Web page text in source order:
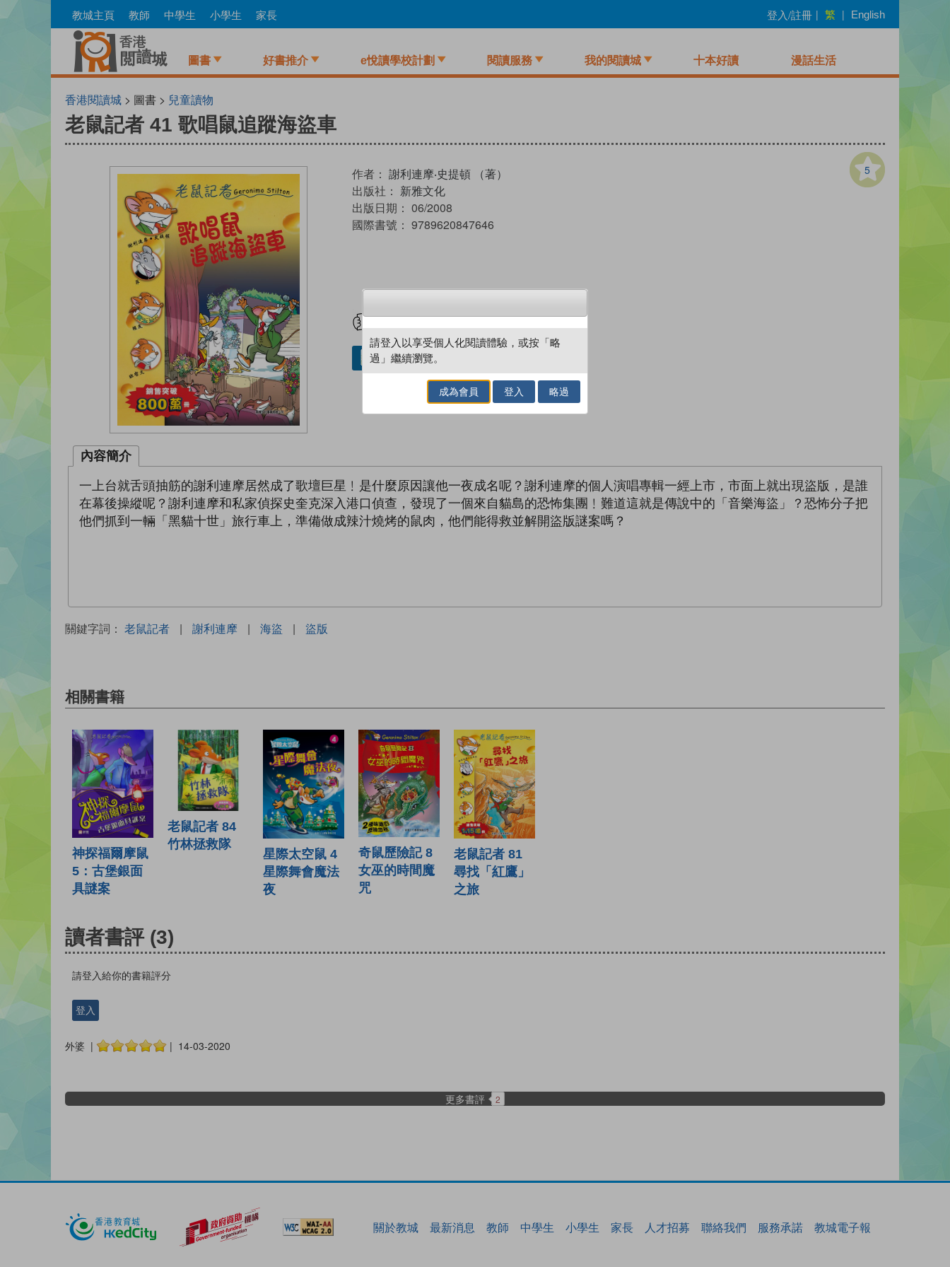
to
教城主頁 教師 中學生 小學生 家長 登入/註冊 | 繁 | English
圖書 好書推介 e悅讀學校計劃 閱讀服務 我的閱讀城 十本好讀 漫話生活
香港閱讀城 > 圖書 > 兒童讀物
老鼠記者 41 歌唱鼠追蹤海盜車
5
作者： 謝利連摩‧史提頓 （著）
出版社： 新雅文化
出版日期： 06/2008
國際書號： 9789620847646
借閱實體書
內容簡介
一上台就舌頭抽筋的謝利連摩居然成了歌壇巨星﹗是什麼原因讓他一夜成名呢？謝利連摩的個人演唱專輯一經上市，市面上就出現盜版，是誰
在幕後操縱呢？謝利連摩和私家偵探史奎克深入港口偵查，發現了一個來自貓島的恐怖集團﹗難道這就是傳說中的「音樂海盜」？恐怖分子把
他們抓到一輛「黑貓十世」旅行車上，準備做成辣汁燒烤的鼠肉，他們能得救並解開盜版謎案嗎？
關鍵字詞： 老鼠記者 | 謝利連摩 | 海盜 | 盜版
相關書籍
神探福爾摩鼠
5：古堡銀面
具謎案
老鼠記者 84
竹林拯救隊
星際太空鼠 4
星際舞會魔法
夜
奇鼠歷險記 8
女巫的時間魔
咒
老鼠記者 81
尋找「紅鷹」
之旅
讀者書評 (3)
請登入給你的書籍評分
登入
外婆 | | 14-03-2020
更多書評 2
關於教城 最新消息 教師 中學生 小學生 家長 人才招募 聯絡我們 服務承諾 教城電子報
請登入以享受個人化閱讀體驗，或按「略
過」繼續瀏覽。
成為會員 登入 略過